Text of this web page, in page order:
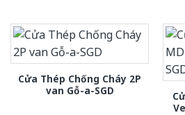
Cửa Thép Chống Cháy 2P
van Gỗ-a-SGD